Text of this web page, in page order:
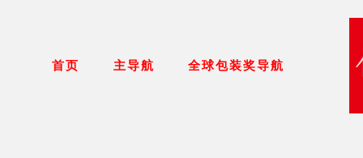
首页 主导航 全球包装奖导航